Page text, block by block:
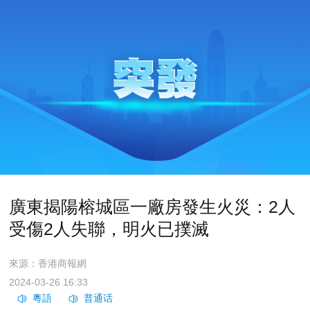
廣東揭陽榕城區一廠房發生火災：2人
受傷2人失聯，明火已撲滅
來源：香港商報網
2024-03-26 16:33